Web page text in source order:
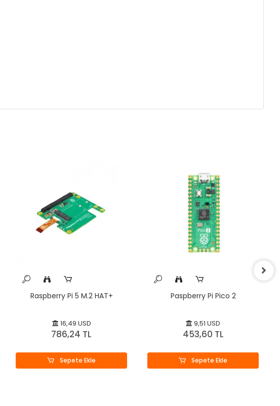
Raspberry Pi 5 M.2 HAT+
16,49 USD
786,24 TL
Sepete Ekle
Paspberry Pi Pico 2
9,51 USD
453,60 TL
Sepete Ekle